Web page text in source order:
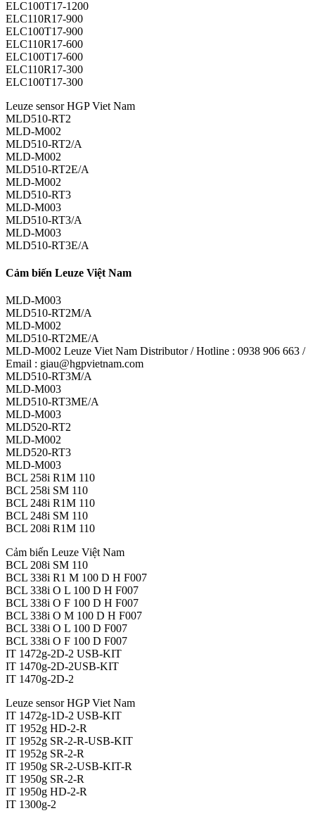
ELC100T17-1200
ELC110R17-900
ELC100T17-900
ELC110R17-600
ELC100T17-600
ELC110R17-300
ELC100T17-300
Leuze sensor HGP Viet Nam
MLD510-RT2
MLD-M002
MLD510-RT2/A
MLD-M002
MLD510-RT2E/A
MLD-M002
MLD510-RT3
MLD-M003
MLD510-RT3/A
MLD-M003
MLD510-RT3E/A
Cảm biến Leuze Việt Nam
MLD-M003
MLD510-RT2M/A
MLD-M002
MLD510-RT2ME/A
MLD-M002 Leuze Viet Nam Distributor / Hotline : 0938 906 663 /
Email : giau@hgpvietnam.com
MLD510-RT3M/A
MLD-M003
MLD510-RT3ME/A
MLD-M003
MLD520-RT2
MLD-M002
MLD520-RT3
MLD-M003
BCL 258i R1M 110
BCL 258i SM 110
BCL 248i R1M 110
BCL 248i SM 110
BCL 208i R1M 110
Cảm biến Leuze Việt Nam
BCL 208i SM 110
BCL 338i R1 M 100 D H F007
BCL 338i O L 100 D H F007
BCL 338i O F 100 D H F007
BCL 338i O M 100 D H F007
BCL 338i O L 100 D F007
BCL 338i O F 100 D F007
IT 1472g-2D-2 USB-KIT
IT 1470g-2D-2USB-KIT
IT 1470g-2D-2
Leuze sensor HGP Viet Nam
IT 1472g-1D-2 USB-KIT
IT 1952g HD-2-R
IT 1952g SR-2-R-USB-KIT
IT 1952g SR-2-R
IT 1950g SR-2-USB-KIT-R
IT 1950g SR-2-R
IT 1950g HD-2-R
IT 1300g-2